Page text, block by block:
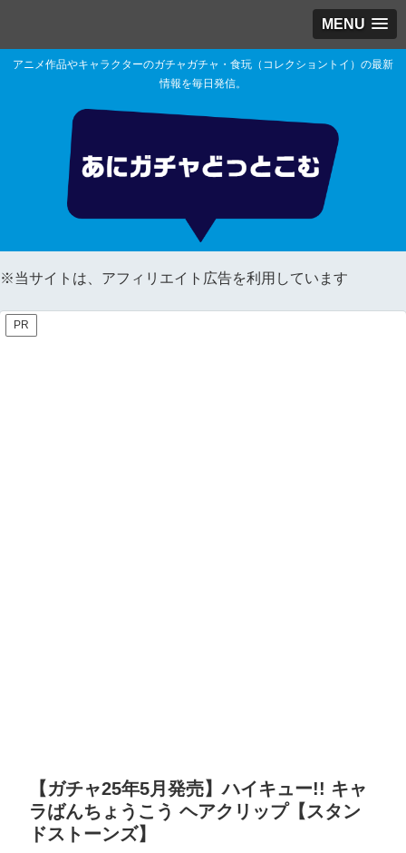
MENU
アニメ作品やキャラクターのガチャガチャ・食玩（コレクショントイ）の最新
情報を毎日発信。
※当サイトは、アフィリエイト広告を利用しています
PR
【ガチャ25年5月発売】ハイキュー!! キャ
ラばんちょうこう ヘアクリップ【スタン
ドストーンズ】